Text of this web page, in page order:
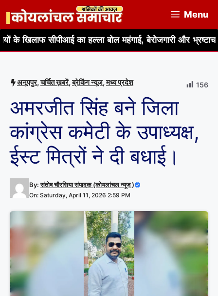
content
Menu
का हल्ला बोल महंगाई, बेरोजगारी और भ्रष्टाचार के मुद्दे
अनूपपुर,चर्चित ख़बरें,ब्रेकिंग न्यूज,मध्य प्रदेश 156
अमरजीत सिंह बने जिला
कांग्रेस कमेटी के उपाध्यक्ष,
ईस्ट मित्रों ने दी बधाई।
By:संतोष चौरसिया संपादक (कोयलांचल न्यूज )
On: Saturday, April 11, 2026 2:59 PM